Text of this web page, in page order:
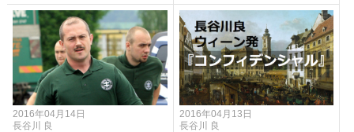
2016年04月14日
長谷川 良
2016年04月13日
長谷川 良